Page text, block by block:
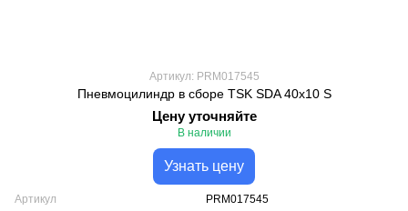
Артикул: PRM017545
Пневмоцилиндр в сборе TSK SDA 40x10 S
Цену уточняйте
В наличии
Узнать цену
Артикул
PRM017545